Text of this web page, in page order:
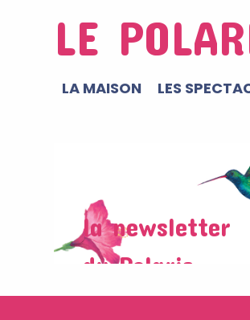
LE
LA MAISON LES